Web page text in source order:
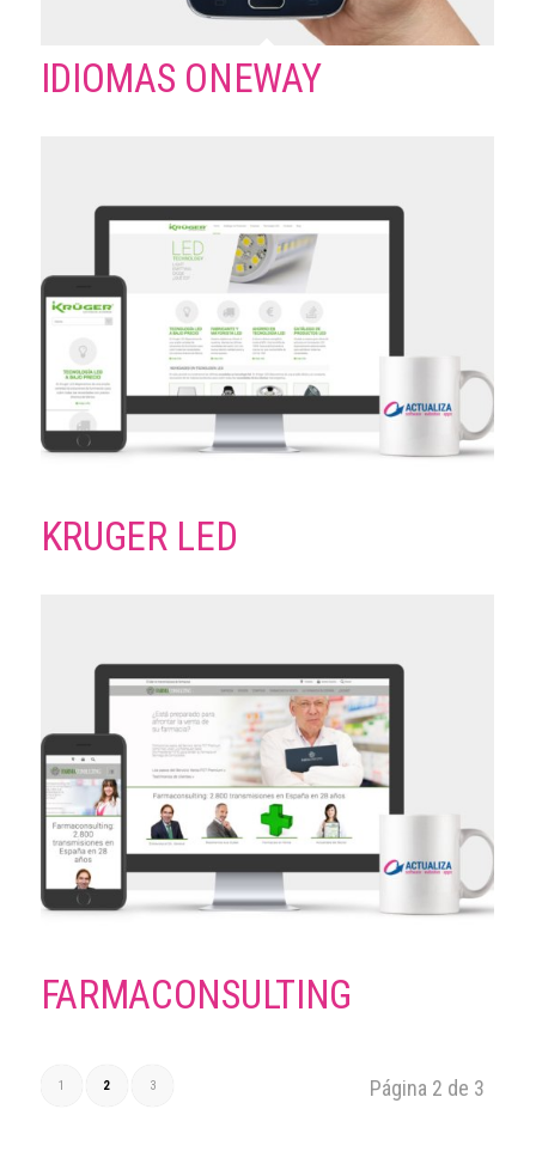
IDIOMAS ONEWAY
KRUGER LED
FARMACONSULTING
Página 2 de 3
1 2 3